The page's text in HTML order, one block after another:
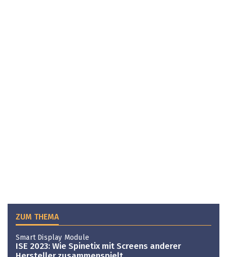
ZUM THEMA
Smart Display Module
ISE 2023: Wie Spinetix mit Screens anderer